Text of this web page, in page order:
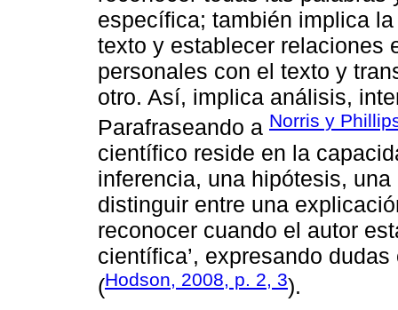
específica; también implica
texto y establecer relaciones
personales con el texto y
otro. Así, implica análisis,
Parafraseando a Norris y
científico reside en la
inferencia, una hipótesis,
distinguir entre una
reconocer cuando el autor
científica’, expresando
(Hodson, 2008, p. 2, 3).